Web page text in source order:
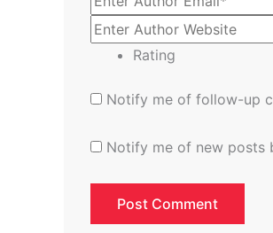
Rating
Notify me of follow-up
Notify me of new posts